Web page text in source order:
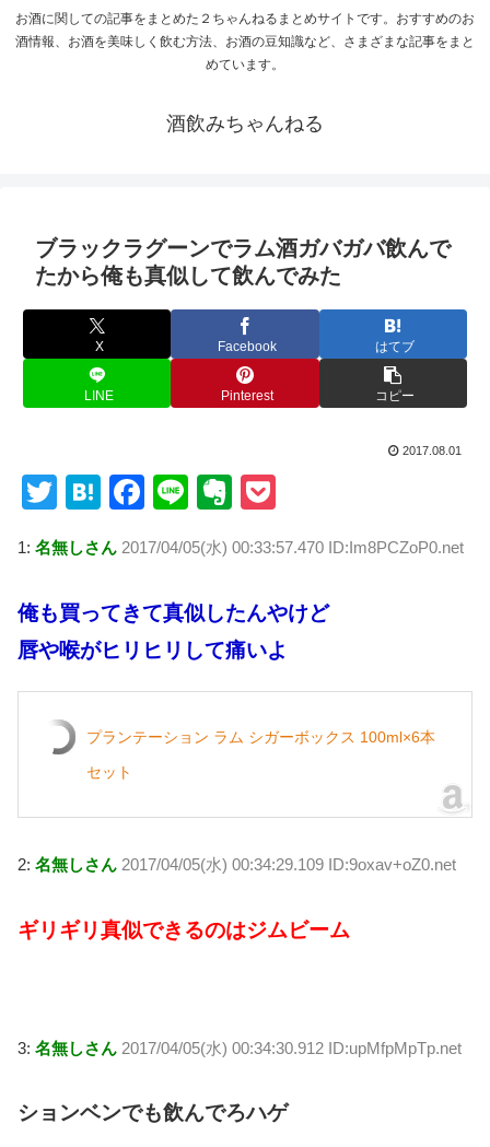
お酒に関しての記事をまとめた２ちゃんねるまとめサイトです。おすすめのお
酒情報、お酒を美味しく飲む方法、お酒の豆知識など、さまざまな記事をまと
めています。
酒飲みちゃんねる
ブラックラグーンでラム酒ガバガバ飲んで
たから俺も真似して飲んでみた
X Facebook はてブ
LINE Pinterest コピー
2017.08.01
T
tt
er
H
e
n
a
F
c
e
b
o
o
k
Li
e
E
er
n
ot
e
ck
et
1: 名無しさん 2017/04/05(水) 00:33:57.470 ID:Im8PCZoP0.net
俺も買ってきて真似したんやけど
唇や喉がヒリヒリして痛いよ
プランテーション ラム シガーボックス 100ml×6本
セット
2: 名無しさん 2017/04/05(水) 00:34:29.109 ID:9oxav+oZ0.net
ギリギリ真似できるのはジムビーム
3: 名無しさん 2017/04/05(水) 00:34:30.912 ID:upMfpMpTp.net
ションベンでも飲んでろハゲ